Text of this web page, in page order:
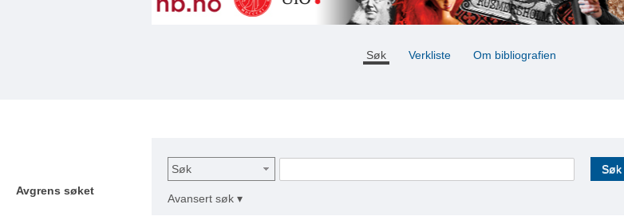
Søk Verkliste Om bibliografien
Avgrens søket
Søk Søk
Avansert søk ▾